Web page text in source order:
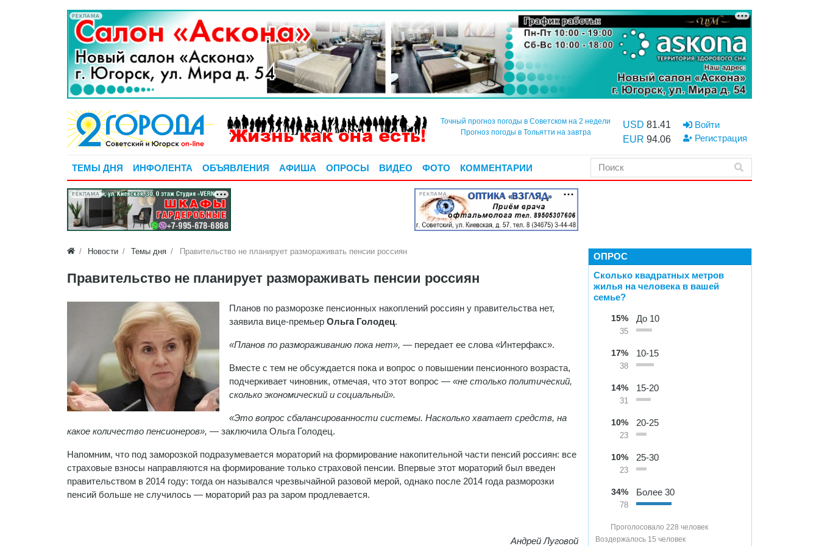
РЕКЛАМА
Точный прогноз погоды в Советском на 2 недели
Прогноз погоды в Тольятти на завтра
USD 81.41
EUR 94.06
Войти
Регистрация
ТЕМЫ ДНЯ ИНФОЛЕНТА ОБЪЯВЛЕНИЯ АФИША ОПРОСЫ ВИДЕО ФОТО КОММЕНТАРИИ
РЕКЛАМА РЕКЛАМА
Новости Темы дня Правительство не планирует размораживать пенсии россиян
Правительство не планирует размораживать пенсии россиян
Планов по разморозке пенсионных накоплений россиян у правительства нет,
заявила вице-премьер Ольга Голодец.
«Планов по размораживанию пока нет», — передает ее слова «Интерфакс».
Вместе с тем не обсуждается пока и вопрос о повышении пенсионного возраста,
подчеркивает чиновник, отмечая, что этот вопрос — «не столько политический,
сколько экономический и социальный».
«Это вопрос сбалансированности системы. Насколько хватает средств, на
какое количество пенсионеров», — заключила Ольга Голодец.
Напомним, что под заморозкой подразумевается мораторий на формирование накопительной части пенсий россиян: все
страховые взносы направляются на формирование только страховой пенсии. Впервые этот мораторий был введен
правительством в 2014 году: тогда он назывался чрезвычайной разовой мерой, однако после 2014 года разморозки
пенсий больше не случилось — мораторий раз ра заром продлевается.
Андрей Луговой
ОПРОС
Сколько квадратных метров
жилья на человека в вашей
семье?
15%
35
До 10
17%
38
10-15
14%
31
15-20
10%
23
20-25
10%
23
25-30
34%
78
Более 30
Проголосовало 228 человек
Воздержалось 15 человек